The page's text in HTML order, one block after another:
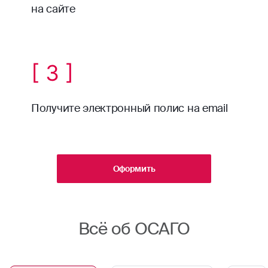
на сайте
[ 3 ]
Получите электронный полис на email
Оформить
Всё об ОСАГО